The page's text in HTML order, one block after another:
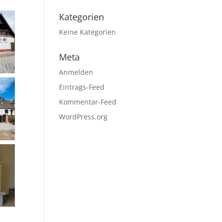
Kategorien
Keine Kategorien
Meta
Anmelden
Eintrags-Feed
Kommentar-Feed
WordPress.org